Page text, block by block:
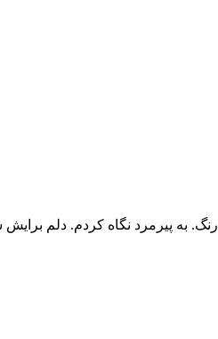
رنگ. به پیرمرد نگاه کردم. دلم